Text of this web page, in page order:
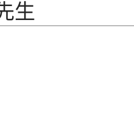
生